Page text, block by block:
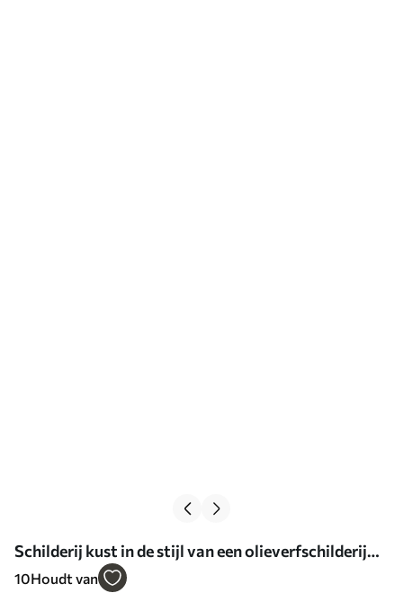
Schilderij kust in de stijl van een olieverfschilderij
Art. s47120
10Houdt van